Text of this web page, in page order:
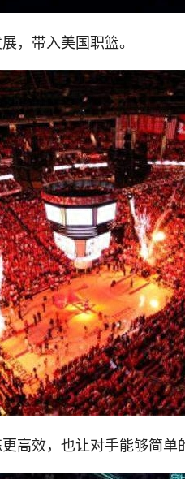
，带入美国职篮。
高效，也让对手能够简单